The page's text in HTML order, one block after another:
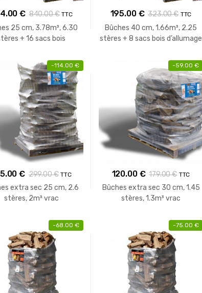
€ 840.00€ TTC
25 cm, 3.78m³, 6.30
+ 16 sacs bois
195.00 € 323.00€ TTC
Bûches 40 cm, 1.66m³, 2.25
stères + 8 sacs bois d’allumage
-114.00 €
€ 299.00€ TTC
extra sec 25 cm, 2.6
stères, 2m³ vrac
-59.00 €
120.00 € 179.00€ TTC
Bûches extra sec 30 cm, 1.45
stères, 1.3m³ vrac
-68.00 € -75.00 €